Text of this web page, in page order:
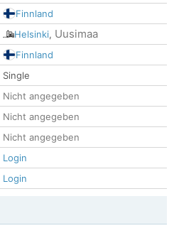
Finnland
Helsinki, Uusimaa
Finnland
Single
Nicht angegeben
Nicht angegeben
Nicht angegeben
Login
Login